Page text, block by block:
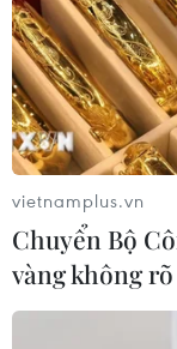
vietnamplus.vn
Chuyển Bộ
vàng không